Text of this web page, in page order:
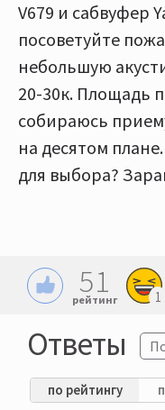
V679 и сабвуфер
посоветуйте
небольшую
20-30к. Площадь
собираюсь
на десятом
для выбора?
51
рейтинг 1
Ответы
по рейтингу